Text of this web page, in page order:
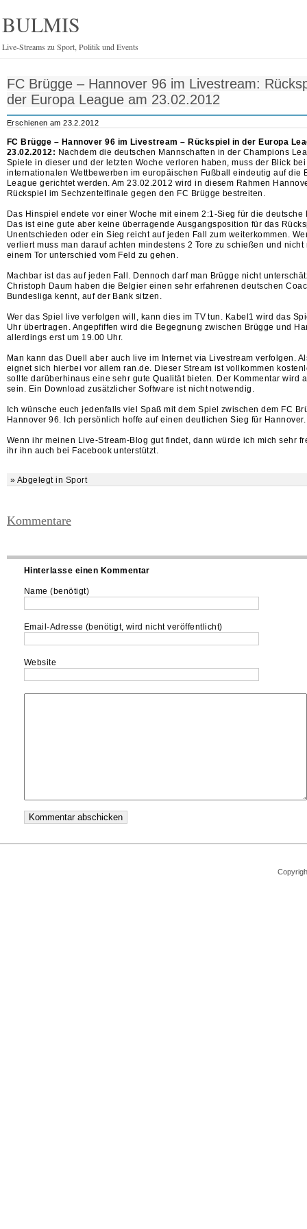
BULMIS
Live-Streams zu Sport, Politik und Events
FC Brügge – Hannover 96 im Livestream:
der Europa League am 23.02.2012
Erschienen am 23.2.2012
FC Brügge – Hannover 96 im Livestream – Rückspiel in der Europa
23.02.2012: Nachdem die deutschen Mannschaften in der Champions
Spiele in dieser und der letzten Woche verloren haben, muss der Blick
internationalen Wettbewerben im europäischen Fußball eindeutig auf die
League gerichtet werden. Am 23.02.2012 wird in diesem Rahmen
Rückspiel im Sechzentelfinale gegen den FC Brügge bestreiten.
Das Hinspiel endete vor einer Woche mit einem 2:1-Sieg für die deutsche
Das ist eine gute aber keine überragende Ausgangsposition für das
Unentschieden oder ein Sieg reicht auf jeden Fall zum weiterkommen.
verliert muss man darauf achten mindestens 2 Tore zu schießen und nicht
einem Tor unterschied vom Feld zu gehen.
Machbar ist das auf jeden Fall. Dennoch darf man Brügge nicht
Christoph Daum haben die Belgier einen sehr erfahrenen deutschen
Bundesliga kennt, auf der Bank sitzen.
Wer das Spiel live verfolgen will, kann dies im TV tun. Kabel1 wird das
Uhr übertragen. Angepfiffen wird die Begegnung zwischen Brügge und
allerdings erst um 19.00 Uhr.
Man kann das Duell aber auch live im Internet via Livestream verfolgen.
eignet sich hierbei vor allem ran.de. Dieser Stream ist vollkommen
sollte darüberhinaus eine sehr gute Qualität bieten. Der Kommentar wird
sein. Ein Download zusätzlicher Software ist nicht notwendig.
Ich wünsche euch jedenfalls viel Spaß mit dem Spiel zwischen dem FC
Hannover 96. Ich persönlich hoffe auf einen deutlichen Sieg für Hannover.
Wenn ihr meinen Live-Stream-Blog gut findet, dann würde ich mich sehr
ihr ihn auch bei Facebook unterstützt.
» Abgelegt in Sport
Kommentare
Hinterlasse einen Kommentar
Name (benötigt)
Email-Adresse (benötigt, wird nicht veröffentlicht)
Website